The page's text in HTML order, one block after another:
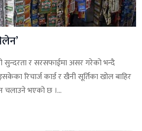
सुन्दरता र सरसफाईमा असर गरेको भन्दै
रिचार्ज कार्ड र खैनी सूर्तिका खोल बाहिर
चलाउने भएको छ ।...